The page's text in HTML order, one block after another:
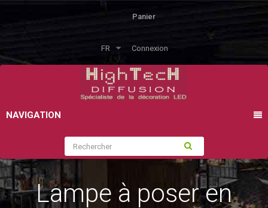
Panier
FR Connexion
NAVIGATION
Lampe à poser en